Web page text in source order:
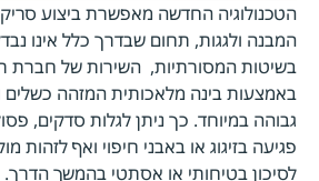
הטכנולוגיה החדשה מאפשרת ביצוע
המבנה ולגגות, תחום שבדרך כלל אינו
בשיטות המסורתיות, השירות של חברת
באמצעות בינה מלאכותית המזהה כשלים
גבוהה במיוחד. כך ניתן לגלות סדקים,
פגיעה בזיגוג או באבני חיפוי ואף לזהות
לסיכון בטיחותי או אסתטי בהמשך הדרך.